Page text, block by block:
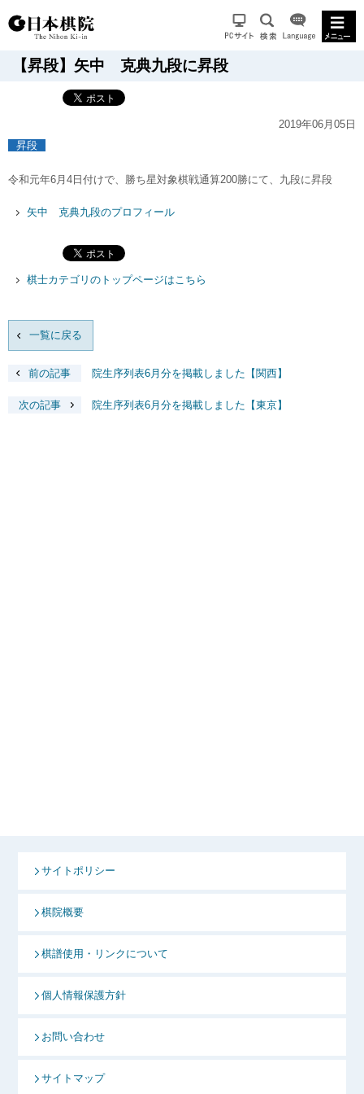
【昇段】矢中 克典九段に昇段
2019年06月05日
昇段
令和元年6月4日付けで、勝ち星対象棋戦通算200勝にて、九段に昇段
矢中 克典九段のプロフィール
棋士カテゴリのトップページはこちら
一覧に戻る
前の記事 院生序列表6月分を掲載しました【関西】
次の記事 院生序列表6月分を掲載しました【東京】
サイトポリシー
棋院概要
棋譜使用・リンクについて
個人情報保護方針
お問い合わせ
サイトマップ